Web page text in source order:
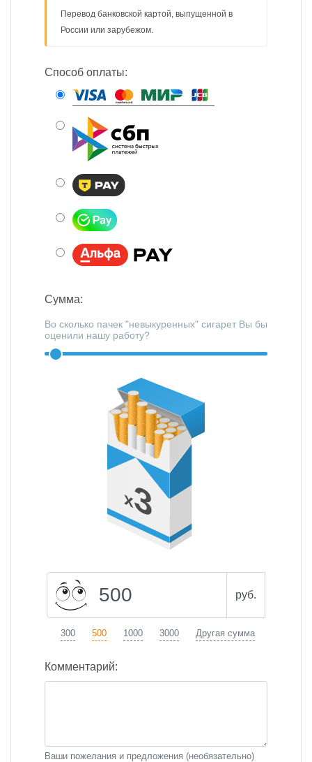
Перевод банковской картой, выпущенной в
России или зарубежом.
Способ оплаты:
Сумма:
Во сколько пачек "невыкуренных" сигарет Вы бы
оценили нашу работу?
x3
руб.
300 500 1000 3000 Другая сумма
Комментарий:
Ваши пожелания и предложения (необязательно)